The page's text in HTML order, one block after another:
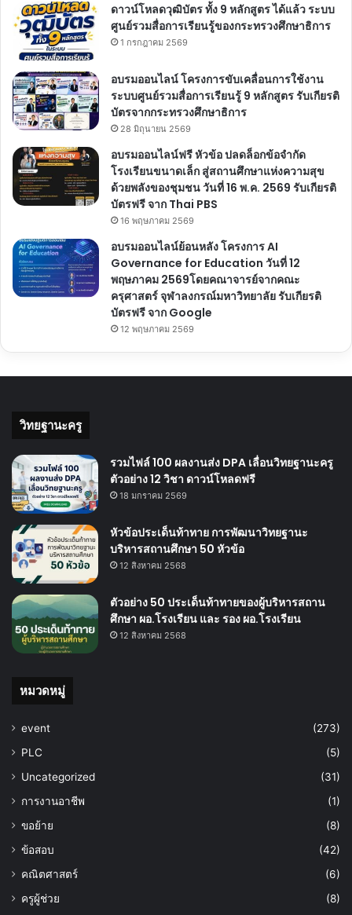
ดาวน์โหลดวุฒิบัตร ทั้ง 9 หลักสูตร ได้แล้ว ระบบ
ศูนย์รวมสื่อการเรียนรู้ของกระทรวงศึกษาธิการ
1 กรกฎาคม 2569
อบรมออนไลน์ โครงการขับเคลื่อนการใช้งาน
ระบบศูนย์รวมสื่อการเรียนรู้ 9 หลักสูตร รับเกียรติ
บัตรจากกระทรวงศึกษาธิการ
28 มิถุนายน 2569
อบรมออนไลน์ฟรี หัวข้อ ปลดล็อกข้อจำกัด
โรงเรียนขนาดเล็ก สู่สถานศึกษาแห่งความสุข
ด้วยพลังของชุมชน วันที่ 16 พ.ค. 2569 รับเกียรติ
บัตรฟรี จาก Thai PBS
16 พฤษภาคม 2569
อบรมออนไลน์ย้อนหลัง โครงการ AI
Governance for Education วันที่ 12
พฤษภาคม 2569โดยคณาจารย์จากคณะ
ครุศาสตร์ จุฬาลงกรณ์มหาวิทยาลัย รับเกียรติ
บัตรฟรี จาก Google
12 พฤษภาคม 2569
วิทยฐานะครู
รวมไฟล์ 100 ผลงานส่ง DPA เลื่อนวิทยฐานะครู
ตัวอย่าง 12 วิชา ดาวน์โหลดฟรี
18 มกราคม 2569
หัวข้อประเด็นท้าทาย การพัฒนาวิทยฐานะ
บริหารสถานศึกษา 50 หัวข้อ
12 สิงหาคม 2568
ตัวอย่าง 50 ประเด็นท้าทายของผู้บริหารสถาน
ศึกษา ผอ.โรงเรียน และ รอง ผอ.โรงเรียน
12 สิงหาคม 2568
หมวดหมู่
event
(273)
PLC
(5)
Uncategorized
(31)
การงานอาชีพ
(1)
ขอย้าย
(8)
ข้อสอบ
(42)
คณิตศาสตร์
(6)
ครูผู้ช่วย
(8)